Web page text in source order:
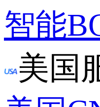
智能
美国